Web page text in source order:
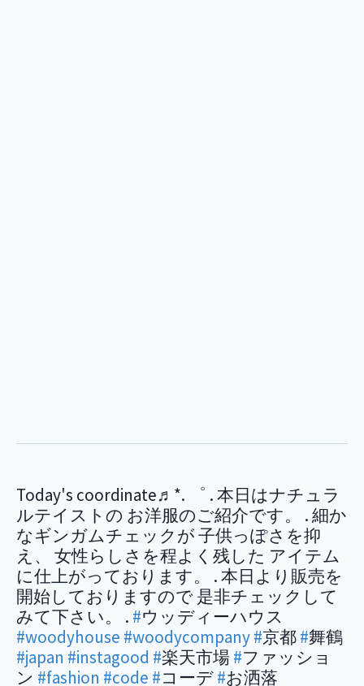
Today's coordinate♬*. ゜ . 本日はナチュラ
ルテイストの お洋服のご紹介です。 . 細か
なギンガムチェックが 子供っぽさを抑
え、 女性らしさを程よく残した アイテム
に仕上がっております。 . 本日より販売を
開始しておりますので 是非チェックして
みて下さい。 . #ウッディーハウス
#woodyhouse #woodycompany#京都#舞鶴
#japan #instagood #楽天市場#ファッショ
ン #fashion #code #コーデ#お洒落